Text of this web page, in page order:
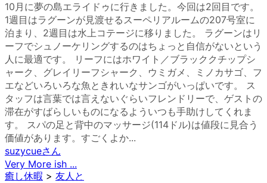
10月に夢の島エライドゥに行きました。今回は2回目です。
1週目はラグーンが見渡せるスーペリアルームの207号室に
泊まり、2週目は水上コテージに移りました。 ラグーンはリ
ーフでシュノーケリングするのはちょっと自信がないという
人に最適です。 リーフにはホワイト／ブラッククチップシ
ャーク、グレイリーフシャーク、ウミガメ、ミノカサゴ、フ
エなどいろいろな魚ときれいなサンゴがいっぱいです。 ス
タッフは言葉では言えないぐらいフレンドリーで、ゲストの
滞在がすばらしいものになるよういつも手助けしてくれま
す。 スパの足と背中のマッサージ(114ドル)は値段に見合う
価値があります。すごくよか...
suzycueさん
Very More ish ...
癒し休暇 > 友人と